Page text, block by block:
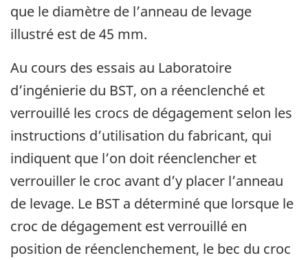
que le diamètre de l’anneau de levage
illustré est de 45 mm.
Au cours des essais au Laboratoire
d’ingénierie du BST, on a réenclenché et
verrouillé les crocs de dégagement selon les
instructions d’utilisation du fabricant, qui
indiquent que l’on doit réenclencher et
verrouiller le croc avant d’y placer l’anneau
de levage. Le BST a déterminé que lorsque le
croc de dégagement est verrouillé en
position de réenclenchement, le bec du croc